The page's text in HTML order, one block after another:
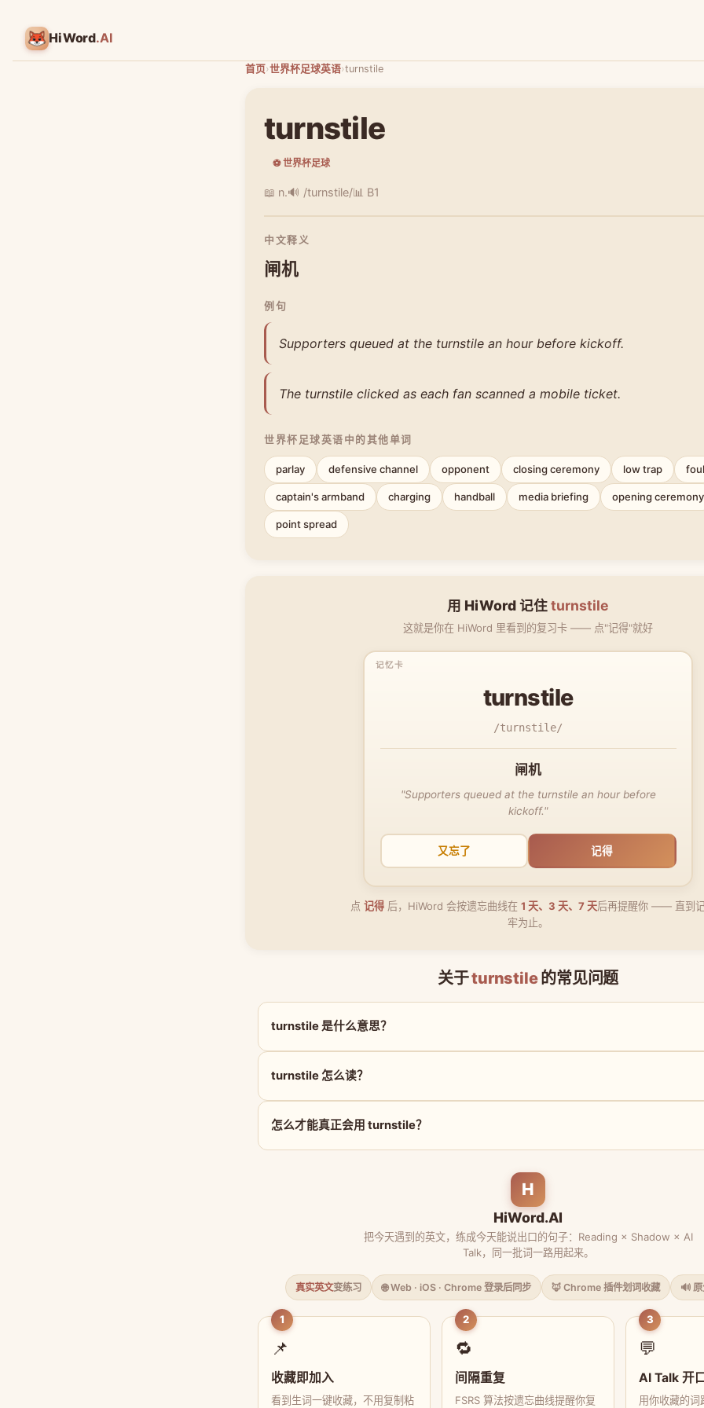
HiWord.AI
首页›世界杯足球英语›turnstile
turnstile
⚽ 世界杯足球
📖 n.🔊 /turnstile/📊 B1
中文释义
闸机
例句
Supporters queued at the turnstile an hour before kickoff.
The turnstile clicked as each fan scanned a mobile ticket.
世界杯足球英语中的其他单词
parlay defensive channel opponent closing ceremony low trap foul
captain's armband charging handball media briefing opening ceremony
point spread
用 HiWord 记住turnstile
这就是你在 HiWord 里看到的复习卡 —— 点"记得"就好
turnstile
/turnstile/
闸机
"Supporters queued at the turnstile an hour before
kickoff."
又忘了 记得
点 记得 后，HiWord 会按遗忘曲线在 1 天、3 天、7 天后再提醒你 —— 直到
牢为止。
关于turnstile的常见问题
turnstile 是什么意思？
turnstile 怎么读？
怎么才能真正会用 turnstile？
H
HiWord.AI
把今天遇到的英文，练成今天能说出口的句子：Reading × Shadow × AI
Talk，同一批词一路用起来。
真实英文变练习 🌐 Web · iOS · Chrome 登录后同步 🦊 Chrome 插件划词收藏 🔊
1
📌
收藏即加入
看到生词一键收藏，不用复制粘
2
🔁
间隔重复
FSRS 算法按遗忘曲线提醒你复
3
💬
AI Talk 开
用你收藏的词